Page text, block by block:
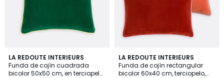
LA REDOUTE INTERIEURS
Funda de cojín cuadrada
bicolor 50x50 cm, en terciopelo,
5
/
5
LA REDOUTE INTERIEURS
Funda de cojín rectangular
bicolor 60x40 cm, terciopelo,
2
Colores